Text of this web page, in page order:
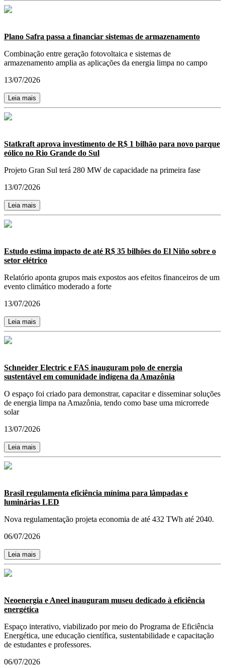
Plano Safra passa a financiar sistemas de armazenamento
Combinação entre geração fotovoltaica e sistemas de
armazenamento amplia as aplicações da energia limpa no campo
13/07/2026
Leia mais
Statkraft aprova investimento de R$ 1 bilhão para novo parque
eólico no Rio Grande do Sul
Projeto Gran Sul terá 280 MW de capacidade na primeira fase
13/07/2026
Leia mais
Estudo estima impacto de até R$ 35 bilhões do El Niño sobre o
setor elétrico
Relatório aponta grupos mais expostos aos efeitos financeiros de um
evento climático moderado a forte
13/07/2026
Leia mais
Schneider Electric e FAS inauguram polo de energia
sustentável em comunidade indígena da Amazônia
O espaço foi criado para demonstrar, capacitar e disseminar soluções
de energia limpa na Amazônia, tendo como base uma microrrede
solar
13/07/2026
Leia mais
Brasil regulamenta eficiência mínima para lâmpadas e
luminárias LED
Nova regulamentação projeta economia de até 432 TWh até 2040.
06/07/2026
Leia mais
Neoenergia e Aneel inauguram museu dedicado à eficiência
energética
Espaço interativo, viabilizado por meio do Programa de Eficiência
Energética, une educação científica, sustentabilidade e capacitação
de estudantes e professores.
06/07/2026